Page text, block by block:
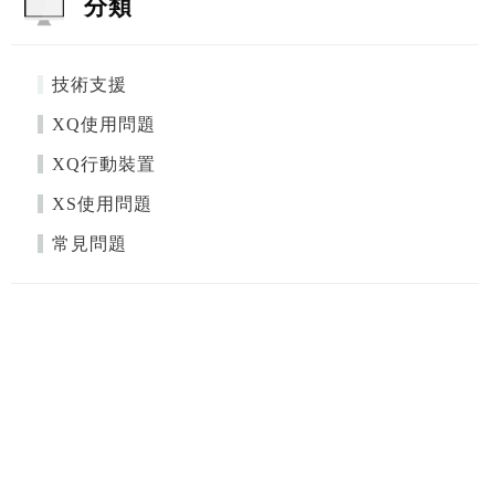
分類
技術支援
XQ使用問題
XQ行動裝置
XS使用問題
常見問題